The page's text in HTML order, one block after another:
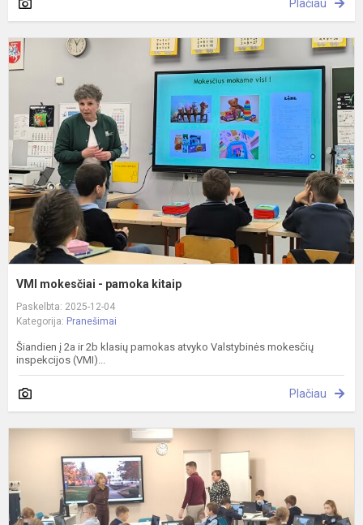
Plačiau
VMI mokesčiai - pamoka kitaip
Paskelbta: 2025-12-04
Kategorija: Pranešimai
Šiandien į 2a ir 2b klasių pamokas atvyko Valstybinės mokesčių
inspekcijos (VMI)...
Plačiau